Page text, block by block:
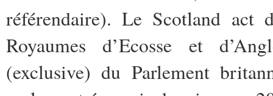
référendaire). Le Scotland act
Royaumes d’Ecosse et
(exclusive) du Parlement